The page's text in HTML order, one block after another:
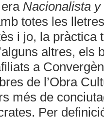
Nacionalista
totes les
i jo, la pràctica
altres, els
a
de l’Obra
més de
Per